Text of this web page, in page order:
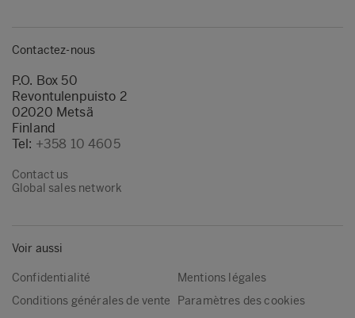
Contactez-nous
P.O. Box 50
Revontulenpuisto 2
02020 Metsä
Finland
Tel: +358 10 4605
Contact us
Global sales network
Voir aussi
Confidentialité
Mentions légales
Conditions générales de vente
Paramètres des cookies